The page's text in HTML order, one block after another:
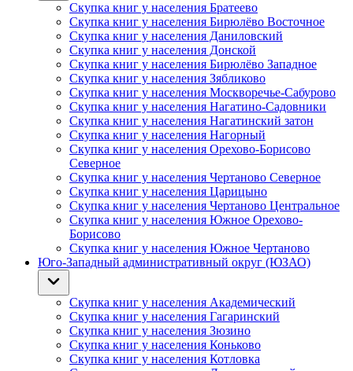
Скупка книг у населения Братеево
Скупка книг у населения Бирюлёво Восточное
Скупка книг у населения Даниловский
Скупка книг у населения Донской
Скупка книг у населения Бирюлёво Западное
Скупка книг у населения Зябликово
Скупка книг у населения Москворечье-Сабурово
Скупка книг у населения Нагатино-Садовники
Скупка книг у населения Нагатинский затон
Скупка книг у населения Нагорный
Скупка книг у населения Орехово-Борисово
Северное
Скупка книг у населения Чертаново Северное
Скупка книг у населения Царицыно
Скупка книг у населения Чертаново Центральное
Скупка книг у населения Южное Орехово-
Борисово
Скупка книг у населения Южное Чертаново
Юго-Западный административный округ (ЮЗАО)
Скупка книг у населения Академический
Скупка книг у населения Гагаринский
Скупка книг у населения Зюзино
Скупка книг у населения Коньково
Скупка книг у населения Котловка